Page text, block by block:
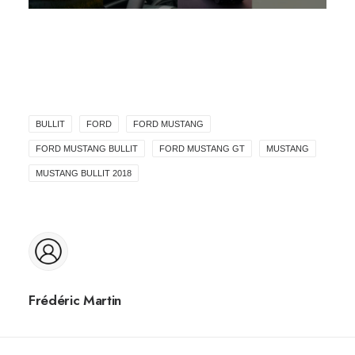
BULLIT FORD FORD MUSTANG
FORD MUSTANG BULLIT FORD MUSTANG GT MUSTANG
MUSTANG BULLIT 2018
Frédéric Martin